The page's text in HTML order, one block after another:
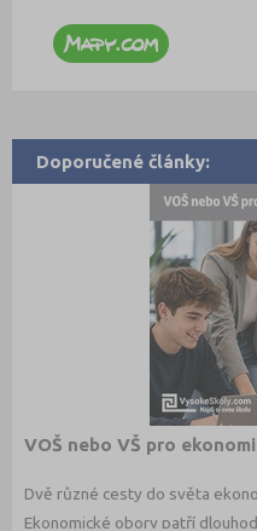
Doporučené články:
VOŠ nebo VŠ pro
Dvě různé cesty do světa
Ekonomické obory patří